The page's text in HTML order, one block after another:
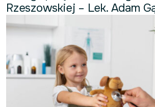
Rzeszowskiej – Lek. Adam